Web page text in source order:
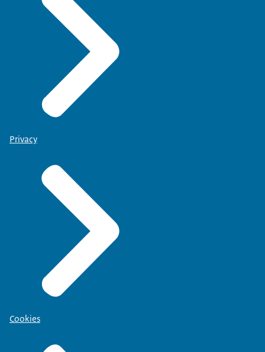
Privacy
Cookies